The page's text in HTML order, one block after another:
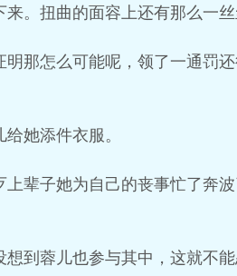
。扭曲的面容上还有那么一
那怎么可能呢，领了一通罚
她添件衣服。
辈子她为自己的丧事忙了奔
到蓉儿也参与其中，这就不能